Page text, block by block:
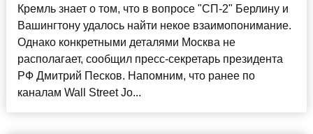
Кремль знает о том, что в вопросе "СП-2" Берлину и
Вашингтону удалось найти некое взаимопонимание.
Однако конкретными деталями Москва не
располагает, сообщил пресс-секретарь президента
РФ Дмитрий Песков. Напомним, что ранее по
каналам Wall Street Jo...